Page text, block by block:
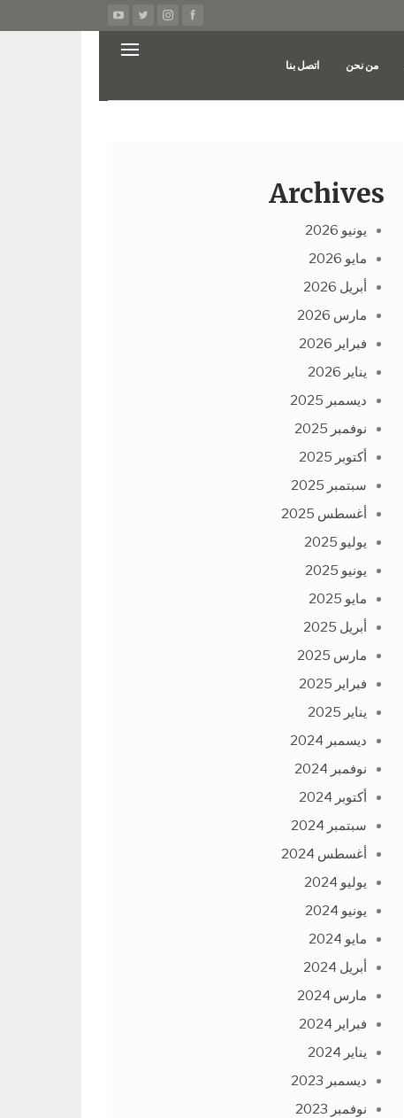
من نحن اتصل بنا
Archives
يونيو 2026
مايو 2026
أبريل 2026
مارس 2026
فبراير 2026
يناير 2026
ديسمبر 2025
نوفمبر 2025
أكتوبر 2025
سبتمبر 2025
أغسطس 2025
يوليو 2025
يونيو 2025
مايو 2025
أبريل 2025
مارس 2025
فبراير 2025
يناير 2025
ديسمبر 2024
نوفمبر 2024
أكتوبر 2024
سبتمبر 2024
أغسطس 2024
يوليو 2024
يونيو 2024
مايو 2024
أبريل 2024
مارس 2024
فبراير 2024
يناير 2024
ديسمبر 2023
نوفمبر 2023